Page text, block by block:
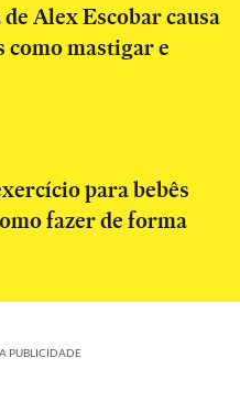
Alex Escobar causa
como mastigar e
para bebês
fazer de forma
PUBLICIDADE